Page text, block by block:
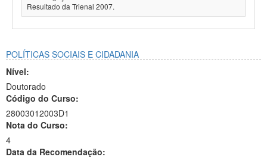
Resultado da Trienal 2007.
POLÍTICAS SOCIAIS E CIDADANIA
Nível:
Doutorado
Código do Curso:
28003012003D1
Nota do Curso:
4
Data da Recomendação: